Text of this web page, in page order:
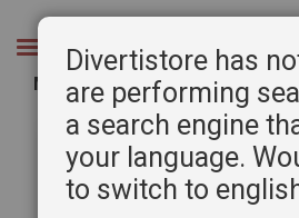
Chercher
Manuel complet de gravure
Passer
Divertistore has
are performing
a search engine
your language.
to switch to